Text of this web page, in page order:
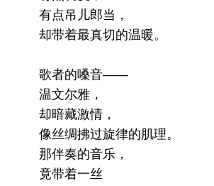
有点吊儿郎当，
却带着最真切的温暖。
歌者的嗓音——
温文尔雅，
却暗藏激情，
像丝绸拂过旋律的肌理。
那伴奏的音乐，
竟带着一丝